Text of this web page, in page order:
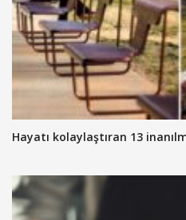
Hayatı kolaylaştıran 13